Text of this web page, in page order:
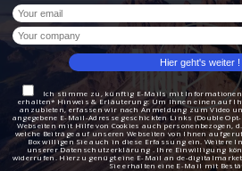
Ich stimme zu, künftig E-Mails mit Informationen
erhalten* Hinweis & Erläuterung: Um Ihnen einen auf
anzubieten, erfassen wir nach Anmeldung zum Video
angegebene E-Mail-Adresse geschickten Links (Double
Webseiten mit Hilfe von Cookies auch personenbezogen,
welche Beiträge auf unseren Webseiten von Ihnen
Box willigen Sie auch in diese Erfassung ein. Weitere
unserer Datenschutzerklärung . Ihre Einwilligung
widerrufen. Hierzu genügt eine E-Mail an de-
Sie erhalten eine E-Mail mit